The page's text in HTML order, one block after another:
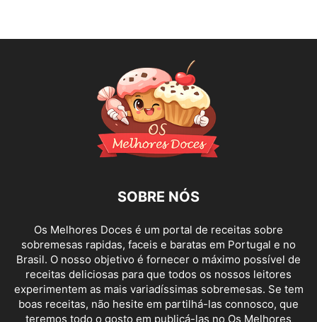
SOBRE NÓS
Os Melhores Doces é um portal de receitas sobre
sobremesas rapidas, faceis e baratas em Portugal e no
Brasil. O nosso objetivo é fornecer o máximo possível de
receitas deliciosas para que todos os nossos leitores
experimentem as mais variadíssimas sobremesas. Se tem
boas receitas, não hesite em partilhá-las connosco, que
teremos todo o gosto em publicá-las no Os Melhores